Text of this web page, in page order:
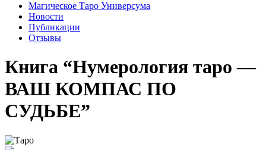
Магическое Таро Универсума
Новости
Публикации
Отзывы
Книга “Нумерология таро —
ВАШ КОМПАС ПО
СУДЬБЕ”